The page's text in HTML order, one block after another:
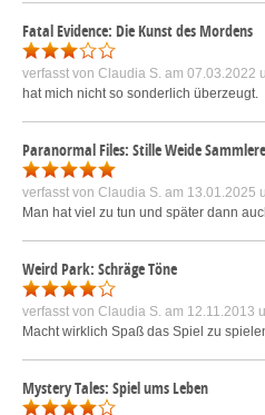
Fatal Evidence: Die Kunst des Mordens
verfasst von Claudia S. am 07.03.2022
hat mich nicht so sonderlich überzeugt.
Paranormal Files: Stille Weide
verfasst von Claudia S. am 13.01.2025
Man hat viel zu tun und später dann
Weird Park: Schräge Töne
verfasst von Claudia S. am 12.11.2013
Macht wirklich Spaß das Spiel zu
Mystery Tales: Spiel ums Leben